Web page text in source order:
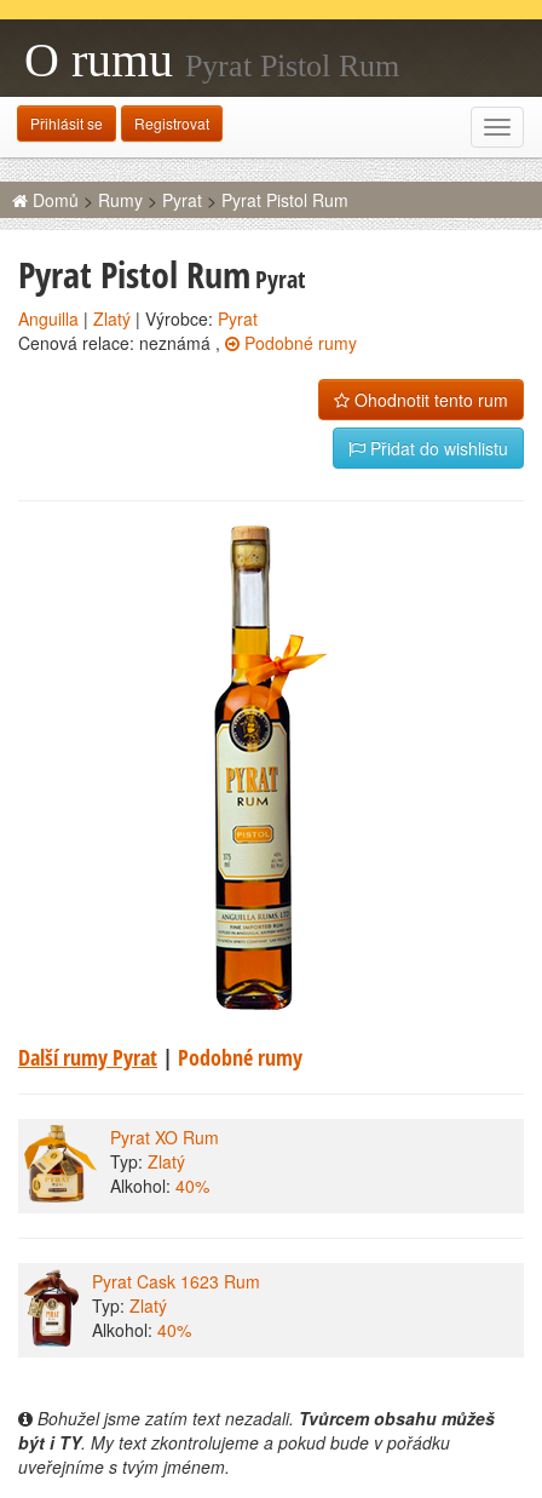
O rumu Pyrat Pistol Rum
Přihlásit se Registrovat
Domů > Rumy > Pyrat > Pyrat Pistol Rum
Pyrat Pistol Rum Pyrat
Anguilla | Zlatý | Výrobce: Pyrat
Cenová relace: neznámá ,
Podobné rumy
Ohodnotit tento rum
Přidat do wishlistu
Další rumy Pyrat | Podobné rumy
Pyrat XO Rum
Typ: Zlatý
Alkohol: 40%
Pyrat Cask 1623 Rum
Typ: Zlatý
Alkohol: 40%
Bohužel jsme zatím text nezadali. Tvůrcem obsahu můžeš
být i TY. My text zkontrolujeme a pokud bude v pořádku
uveřejníme s tvým jménem.